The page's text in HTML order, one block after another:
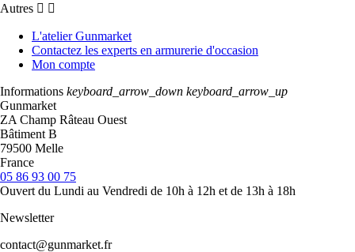
Autres  
L'atelier Gunmarket
Contactez les experts en armurerie d'occasion
Mon compte
Informations keyboard_arrow_down keyboard_arrow_up
Gunmarket
ZA Champ Râteau Ouest
Bâtiment B
79500 Melle
France
05 86 93 00 75
Ouvert du Lundi au Vendredi de 10h à 12h et de 13h à 18h
Newsletter
contact@gunmarket.fr